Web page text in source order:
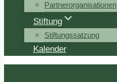
Partnerorganisationen
Stiftung
Stiftungssatzung
Kalender